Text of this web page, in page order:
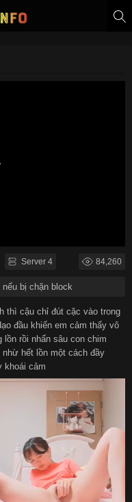
Server 4 84,260
bị chặn block
thì cậu chỉ đút cặc vào trong
đầu khiến em cảm thấy vô
lồn rồi nhấn sâu con chim
hết lồn một cách đầy
khoái cảm